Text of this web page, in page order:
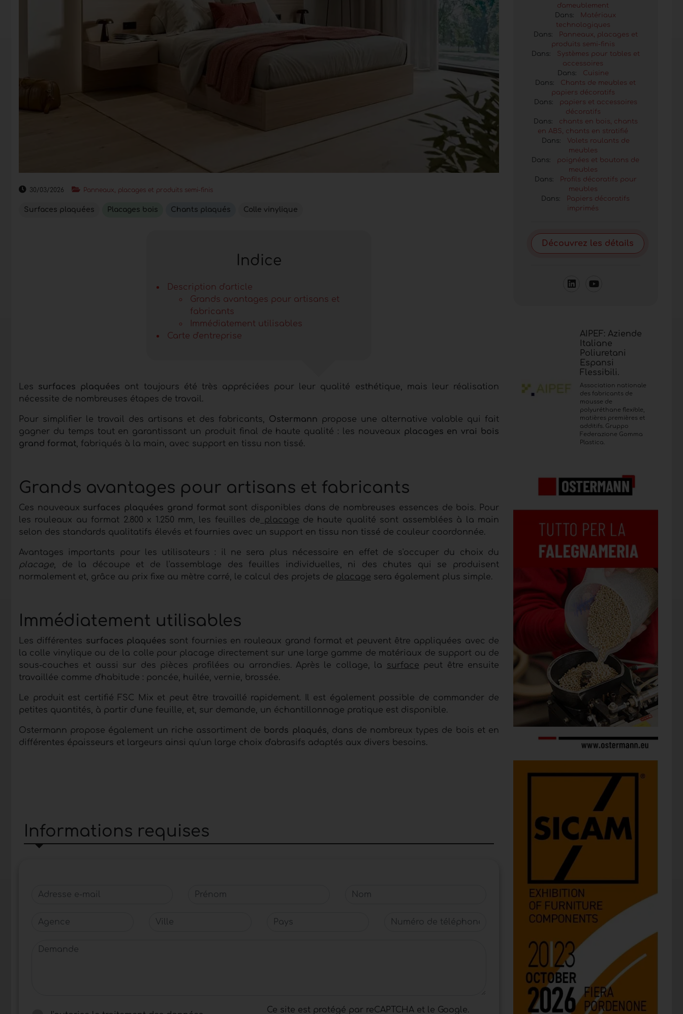
30/03/2026 Panneaux, placages et produits semi-finis
Surfaces plaquées Placages bois Chants plaqués Colle vinylique
Indice
Description d'article
Grands avantages pour artisans et
fabricants
Immédiatement utilisables
Carte d'entreprise
Les surfaces plaquées ont toujours été très appréciées pour leur qualité esthétique, mais leur réalisation
nécessite de nombreuses étapes de travail.
Pour simplifier le travail des artisans et des fabricants, Ostermann propose une alternative valable qui fait
gagner du temps tout en garantissant un produit final de haute qualité : les nouveaux placages en vrai bois
grand format, fabriqués à la main, avec support en tissu non tissé.
Grands avantages pour artisans et fabricants
Ces nouveaux surfaces plaquées grand formatsont disponibles dans de nombreuses essences de bois. Pour
les rouleaux au format 2.800 x 1.250 mm, les feuilles de placage de haute qualité sont assemblées à la main
selon des standards qualitatifs élevés et fournies avec un support en tissu non tissé de couleur coordonnée.
Avantages importants pour les utilisateurs : il ne sera plus nécessaire en effet de s'occuper du choix du
placage, de la découpe et de l'assemblage des feuilles individuelles, ni des chutes qui se produisent
normalement et, grâce au prix fixe au mètre carré, le calcul des projets de placage sera également plus simple.
Immédiatement utilisables
Les différentes surfaces plaquées sont fournies en rouleaux grand format et peuvent être appliquées avec de
la colle vinylique ou de la colle pour placage directement sur une large gamme de matériaux de support ou de
sous-couches et aussi sur des pièces profilées ou arrondies. Après le collage, la surface peut être ensuite
travaillée comme d'habitude : poncée, huilée, vernie, brossée.
Le produit est certifié FSC Mix et peut être travaillé rapidement. Il est également possible de commander de
petites quantités, à partir d'une feuille, et, sur demande, un échantillonnage pratique est disponible.
Ostermann propose également un riche assortiment de bords plaqués, dans de nombreux types de bois et en
différentes épaisseurs et largeurs ainsi qu'un large choix d'abrasifs adaptés aux divers besoins.
Informations requises
Adresse e-mail Prénom Nom
Agence Ville Pays Numéro de téléphone
Demande
Ce site est protégé par reCAPTCHA et le Google.
d'ameublement
Dans:
Matériaux
technologiques
Dans:
Panneaux, placages et
produits semi-finis
Dans:
Systèmes pour tables et
accessoires
Dans:
Cuisine
Dans: Chants de meubles et
papiers décoratifs
Dans:
papiers et accessoires
décoratifs
Dans:
chants en bois, chants
en ABS, chants en stratifié
Dans:
Volets roulants de
meubles
Dans: poignées et boutons de
meubles
Dans:
Profils décoratifs pour
meubles
Dans:
Papiers décoratifs
imprimés
Découvrez les détails
AIPEF: Aziende
Italiane
Poliuretani
Espansi
Flessibili.
Association nationale
des fabricants de
mousse de
polyuréthane flexible,
matières premières et
additifs. Gruppo
Federazione Gomma
Plastica.